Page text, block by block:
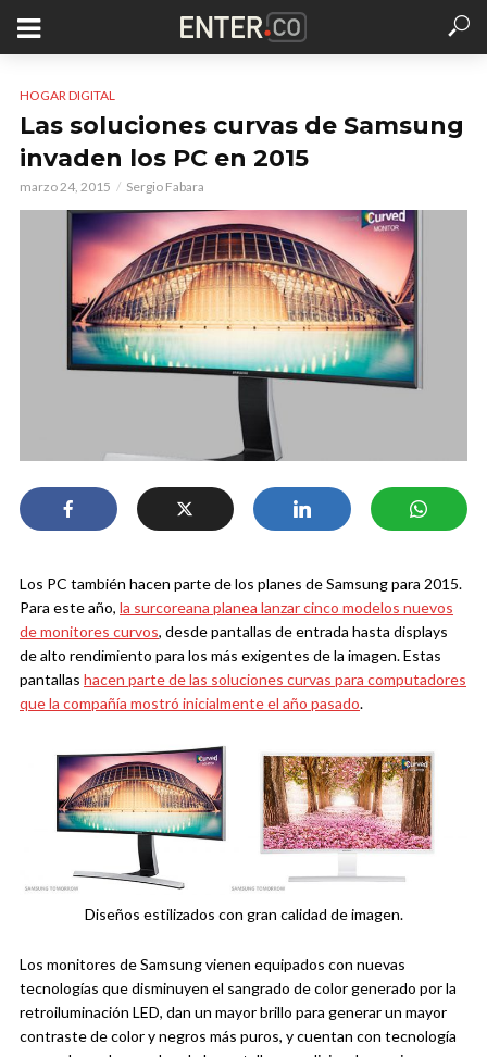
HOGAR DIGITAL
Las soluciones curvas de Samsung
invaden los PC en 2015
marzo 24, 2015 Sergio Fabara
Los PC también hacen parte de los planes de Samsung para 2015.
Para este año, la surcoreana planea lanzar cinco modelos nuevos
de monitores curvos, desde pantallas de entrada hasta displays
de alto rendimiento para los más exigentes de la imagen. Estas
pantallas hacen parte de las soluciones curvas para computadores
que la compañía mostró inicialmente el año pasado.
Diseños estilizados con gran calidad de imagen.
Los monitores de Samsung vienen equipados con nuevas
tecnologías que disminuyen el sangrado de color generado por la
retroiluminación LED, dan un mayor brillo para generar un mayor
contraste de color y negros más puros, y cuentan con tecnología